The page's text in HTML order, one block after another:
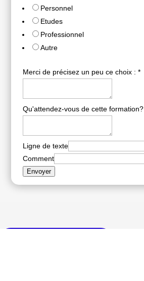
Personnel
Etudes
Professionnel
Autre
Merci de précisez un peu ce choix : *
Qu'attendez-vous de cette formation?
Ligne de texte
Comment
Envoyer